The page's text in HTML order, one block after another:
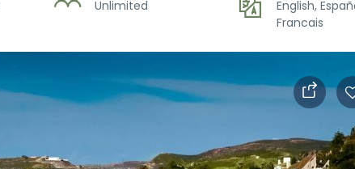
Unlimited
English,
Francais